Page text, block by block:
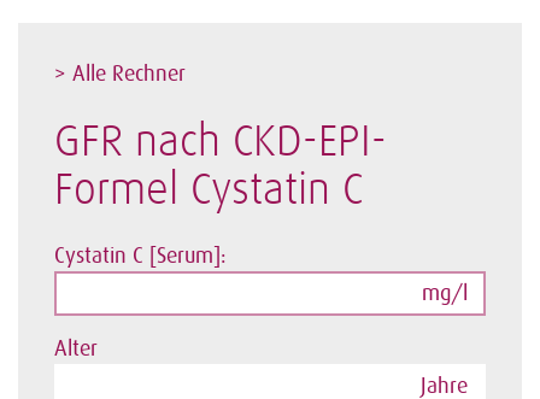
> Alle Rechner
GFR nach CKD-EPI-
Formel Cystatin C
Cystatin C [Serum]:
mg/l
Alter
Jahre